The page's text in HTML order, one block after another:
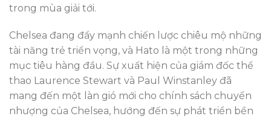
trong mùa giải tới.
Chelsea đang đẩy mạnh chiến lược chiêu mộ những
tài năng trẻ triển vọng, và Hato là một trong những
mục tiêu hàng đầu. Sự xuất hiện của giám đốc thể
thao Laurence Stewart và Paul Winstanley đã
mang đến một làn gió mới cho chính sách chuyển
nhượng của Chelsea, hướng đến sự phát triển bền